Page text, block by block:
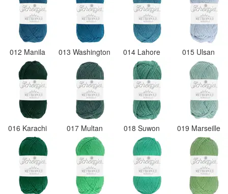
012 Manila 013 Washington 014 Lahore 015 Ulsan
016 Karachi 017 Multan 018 Suwon 019 Marseille